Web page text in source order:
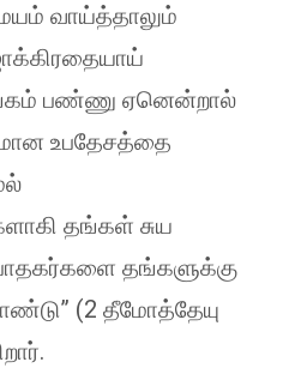
வாய்த்தாலும்
பண்ணு ஏனென்றால்
உபதேசத்தை
தங்கள் சுய
தங்களுக்கு
(2 தீமோத்தேயு